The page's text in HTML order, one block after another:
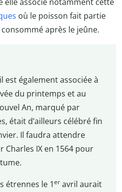
où le poisson fait partie
après le jeûne.
est également associée à
du printemps et au
An, marqué par
était d’ailleurs célébré fin
Il faudra attendre
Charles IX en 1564 pour
étrennes le 1eravril aurait